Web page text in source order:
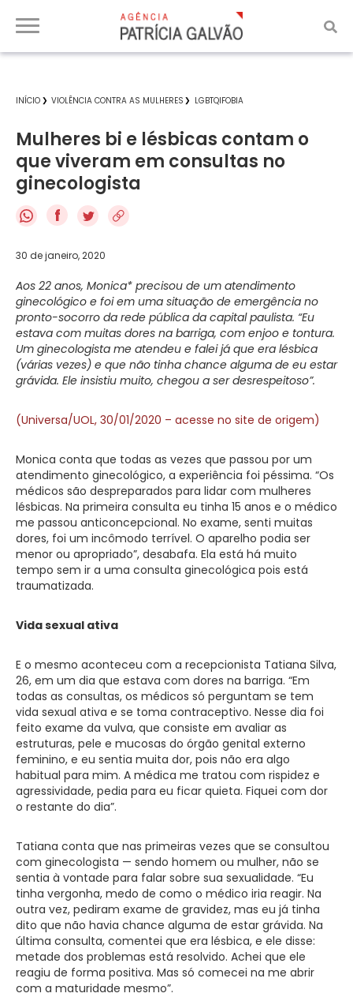
INÍCIO VIOLÊNCIA CONTRA AS MULHERES LGBTQIFOBIA
Mulheres bi e lésbicas contam o
que viveram em consultas no
ginecologista
f
30 de janeiro, 2020
Aos 22 anos, Monica* precisou de um atendimento
ginecológico e foi em uma situação de emergência no
pronto-socorro da rede pública da capital paulista. “Eu
estava com muitas dores na barriga, com enjoo e tontura.
Um ginecologista me atendeu e falei já que era lésbica
(várias vezes) e que não tinha chance alguma de eu estar
grávida. Ele insistiu muito, chegou a ser desrespeitoso”.
(Universa/UOL, 30/01/2020 – acesse no site de origem)
Monica conta que todas as vezes que passou por um
atendimento ginecológico, a experiência foi péssima. “Os
médicos são despreparados para lidar com mulheres
lésbicas. Na primeira consulta eu tinha 15 anos e o médico
me passou anticoncepcional. No exame, senti muitas
dores, foi um incômodo terrível. O aparelho podia ser
menor ou apropriado”, desabafa. Ela está há muito
tempo sem ir a uma consulta ginecológica pois está
traumatizada.
Vida sexual ativa
E o mesmo aconteceu com a recepcionista Tatiana Silva,
26, em um dia que estava com dores na barriga. “Em
todas as consultas, os médicos só perguntam se tem
vida sexual ativa e se toma contraceptivo. Nesse dia foi
feito exame da vulva, que consiste em avaliar as
estruturas, pele e mucosas do órgão genital externo
feminino, e eu sentia muita dor, pois não era algo
habitual para mim. A médica me tratou com rispidez e
agressividade, pedia para eu ficar quieta. Fiquei com dor
o restante do dia”.
Tatiana conta que nas primeiras vezes que se consultou
com ginecologista — sendo homem ou mulher, não se
sentia à vontade para falar sobre sua sexualidade. “Eu
tinha vergonha, medo de como o médico iria reagir. Na
outra vez, pediram exame de gravidez, mas eu já tinha
dito que não havia chance alguma de estar grávida. Na
última consulta, comentei que era lésbica, e ele disse:
metade dos problemas está resolvido. Achei que ele
reagiu de forma positiva. Mas só comecei na me abrir
com a maturidade mesmo”.